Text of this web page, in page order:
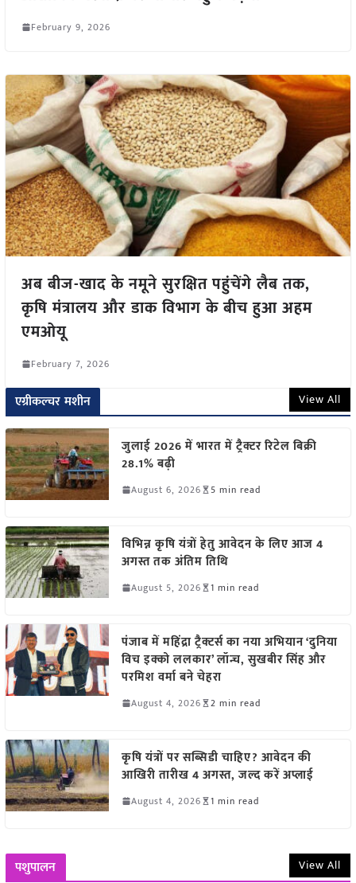
February 9, 2026
अब बीज-खाद के नमूने सुरक्षित पहुंचेंगे लैब तक,
कृषि मंत्रालय और डाक विभाग के बीच हुआ अहम
एमओयू
February 7, 2026
एग्रीकल्चर मशीन View All
जुलाई 2026 में भारत में ट्रैक्टर रिटेल बिक्री
28.1% बढ़ी
August 6, 2026 5 min read
विभिन्न कृषि यंत्रों हेतु आवेदन के लिए आज 4
अगस्त तक अंतिम तिथि
August 5, 2026 1 min read
पंजाब में महिंद्रा ट्रैक्टर्स का नया अभियान ‘दुनिया
विच इक्को ललकार’ लॉन्च, सुखबीर सिंह और
परमिश वर्मा बने चेहरा
August 4, 2026 2 min read
कृषि यंत्रों पर सब्सिडी चाहिए? आवेदन की
आखिरी तारीख 4 अगस्त, जल्द करें अप्लाई
August 4, 2026 1 min read
पशुपालन View All